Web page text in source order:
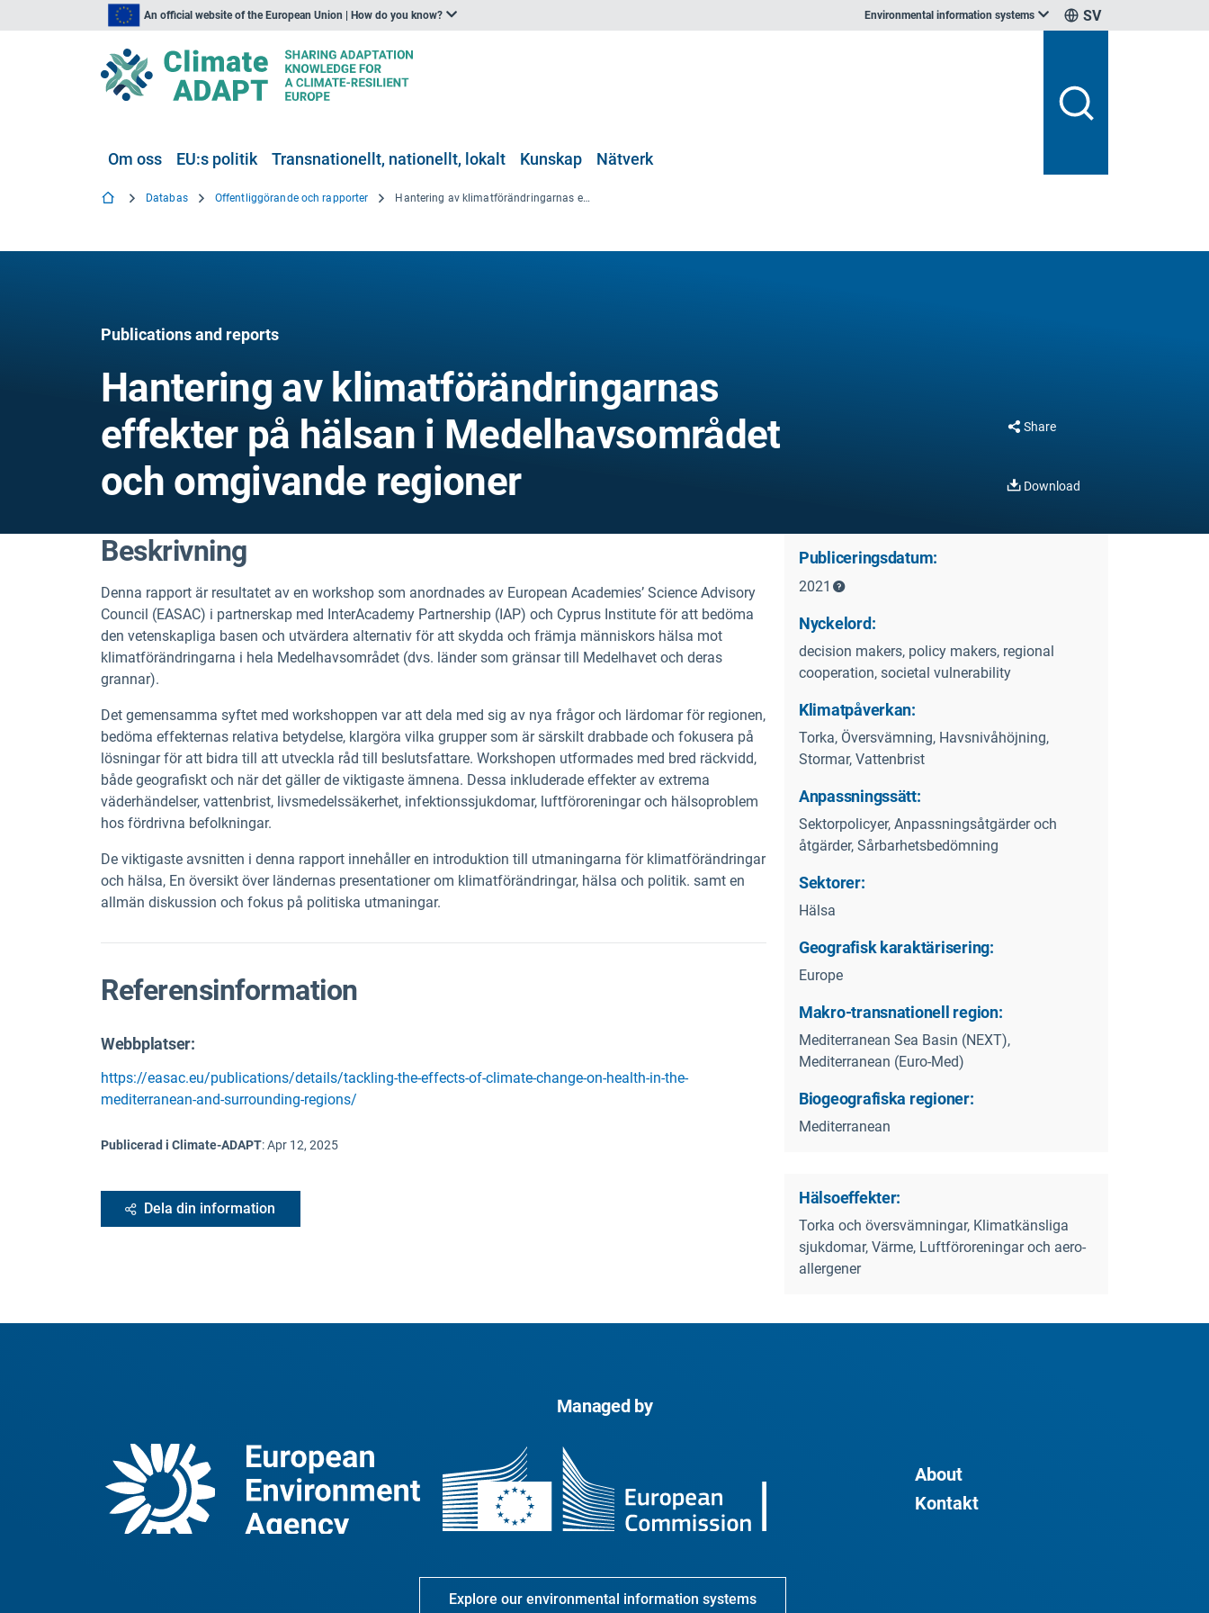
An official website of the European Union | How do you know? Environmental information systems SV
Om oss EU:s politik Transnationellt, nationellt, lokalt Kunskap Nätverk
Databas Offentliggörande och rapporter Hantering av klimatförändringarnas effekter på hälsan i Medelhavsområdet och omgivande regioner
Publications and reports
Hantering av klimatförändringarnas
effekter på hälsan i Medelhavsområdet
och omgivande regioner
Share
Download
Beskrivning
Denna rapport är resultatet av en workshop som anordnades av European Academies’ Science Advisory
Council (EASAC) i partnerskap med InterAcademy Partnership (IAP) och Cyprus Institute för att bedöma
den vetenskapliga basen och utvärdera alternativ för att skydda och främja människors hälsa mot
klimatförändringarna i hela Medelhavsområdet (dvs. länder som gränsar till Medelhavet och deras
grannar).
Det gemensamma syftet med workshoppen var att dela med sig av nya frågor och lärdomar för regionen,
bedöma effekternas relativa betydelse, klargöra vilka grupper som är särskilt drabbade och fokusera på
lösningar för att bidra till att utveckla råd till beslutsfattare. Workshopen utformades med bred räckvidd,
både geografiskt och när det gäller de viktigaste ämnena. Dessa inkluderade effekter av extrema
väderhändelser, vattenbrist, livsmedelssäkerhet, infektionssjukdomar, luftföroreningar och hälsoproblem
hos fördrivna befolkningar.
De viktigaste avsnitten i denna rapport innehåller en introduktion till utmaningarna för klimatförändringar
och hälsa, En översikt över ländernas presentationer om klimatförändringar, hälsa och politik. samt en
allmän diskussion och fokus på politiska utmaningar.
Referensinformation
Webbplatser:
https://easac.eu/publications/details/tackling-the-effects-of-climate-change-on-health-in-the-
mediterranean-and-surrounding-regions/
Publicerad i Climate-ADAPT:Apr 12, 2025
Dela din information
Publiceringsdatum:
2021
Nyckelord:
decision makers, policy makers, regional
cooperation, societal vulnerability
Klimatpåverkan:
Torka, Översvämning, Havsnivåhöjning,
Stormar, Vattenbrist
Anpassningssätt:
Sektorpolicyer, Anpassningsåtgärder och
åtgärder, Sårbarhetsbedömning
Sektorer:
Hälsa
Geografisk karaktärisering:
Europe
Makro-transnationell region:
Mediterranean Sea Basin (NEXT),
Mediterranean (Euro-Med)
Biogeografiska regioner:
Mediterranean
Hälsoeffekter:
Torka och översvämningar, Klimatkänsliga
sjukdomar, Värme, Luftföroreningar och aero-
allergener
Managed by
About
Kontakt
Explore our environmental information systems